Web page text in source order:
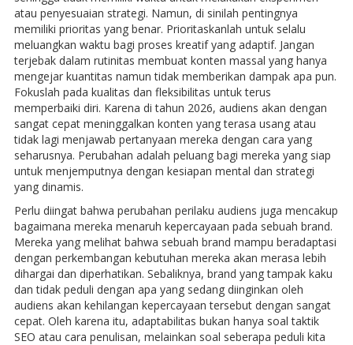
atau penyesuaian strategi. Namun, di sinilah pentingnya
memiliki prioritas yang benar. Prioritaskanlah untuk selalu
meluangkan waktu bagi proses kreatif yang adaptif. Jangan
terjebak dalam rutinitas membuat konten massal yang hanya
mengejar kuantitas namun tidak memberikan dampak apa pun.
Fokuslah pada kualitas dan fleksibilitas untuk terus
memperbaiki diri. Karena di tahun 2026, audiens akan dengan
sangat cepat meninggalkan konten yang terasa usang atau
tidak lagi menjawab pertanyaan mereka dengan cara yang
seharusnya. Perubahan adalah peluang bagi mereka yang siap
untuk menjemputnya dengan kesiapan mental dan strategi
yang dinamis.
Perlu diingat bahwa perubahan perilaku audiens juga mencakup
bagaimana mereka menaruh kepercayaan pada sebuah brand.
Mereka yang melihat bahwa sebuah brand mampu beradaptasi
dengan perkembangan kebutuhan mereka akan merasa lebih
dihargai dan diperhatikan. Sebaliknya, brand yang tampak kaku
dan tidak peduli dengan apa yang sedang diinginkan oleh
audiens akan kehilangan kepercayaan tersebut dengan sangat
cepat. Oleh karena itu, adaptabilitas bukan hanya soal taktik
SEO atau cara penulisan, melainkan soal seberapa peduli kita